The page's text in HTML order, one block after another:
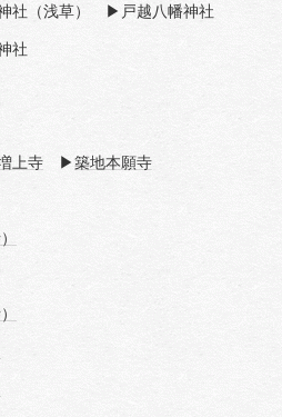
（浅草） ▶戸越八幡神社
社
上寺▶ 築地本願寺